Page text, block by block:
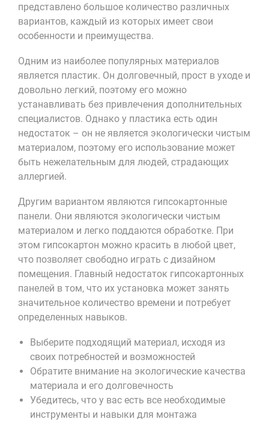
представлено большое количество различных
вариантов, каждый из которых имеет свои
особенности и преимущества.
Одним из наиболее популярных материалов
является пластик. Он долговечный, прост в уходе и
довольно легкий, поэтому его можно
устанавливать без привлечения дополнительных
специалистов. Однако у пластика есть один
недостаток – он не является экологически чистым
материалом, поэтому его использование может
быть нежелательным для людей, страдающих
аллергией.
Другим вариантом являются гипсокартонные
панели. Они являются экологически чистым
материалом и легко поддаются обработке. При
этом гипсокартон можно красить в любой цвет,
что позволяет свободно играть с дизайном
помещения. Главный недостаток гипсокартонных
панелей в том, что их установка может занять
значительное количество времени и потребует
определенных навыков.
Выберите подходящий материал, исходя из
своих потребностей и возможностей
Обратите внимание на экологические качества
материала и его долговечность
Убедитесь, что у вас есть все необходимые
инструменты и навыки для монтажа